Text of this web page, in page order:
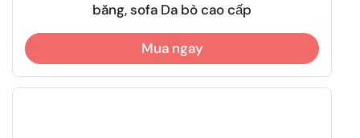
băng, sofa Da bò cao cấp
Mua ngay